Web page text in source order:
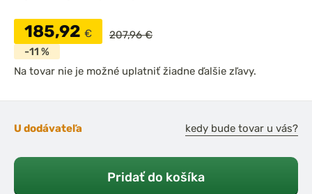
185,92 €
207,96 €
-11 %
Na tovar nie je možné uplatniť žiadne ďalšie zľavy.
U dodávateľa kedy bude tovar u vás?
Pridať do košíka